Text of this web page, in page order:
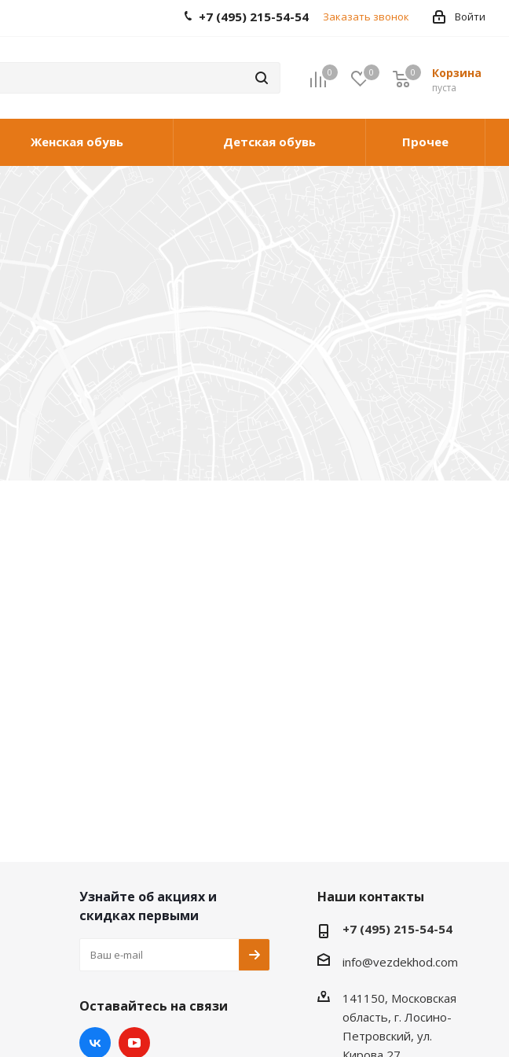
Войти
+7 (495) 215-54-54 Заказать звонок
0 0 Корзина
0
пуста
0
Женская обувь Детская обувь Прочее
Узнайте об акциях и
скидках первыми
Оставайтесь на связи
Наши контакты
+7 (495) 215-54-54
info@vezdekhod.com
141150, Московская
область, г. Лосино-
Петровский, ул.